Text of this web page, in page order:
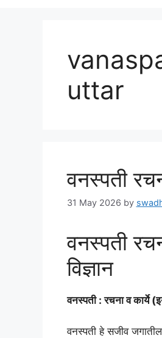
uttar
वनस्पती
31 May 2026 by
वनस्पती
विज्ञान
वनस्पती : रचना व कार्ये
वनस्पती हे सजीव